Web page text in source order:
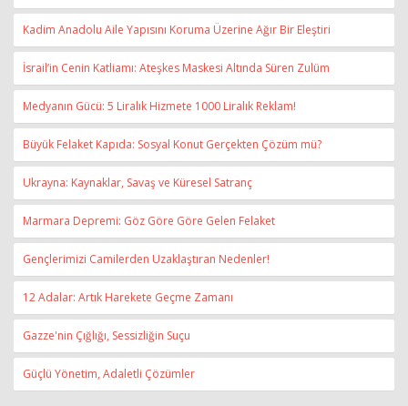
Kadim Anadolu Aile Yapısını Koruma Üzerine Ağır Bir Eleştiri
İsrail’in Cenin Katliamı: Ateşkes Maskesi Altında Süren Zulüm
Medyanın Gücü: 5 Liralık Hizmete 1000 Liralık Reklam!
Büyük Felaket Kapıda: Sosyal Konut Gerçekten Çözüm mü?
Ukrayna: Kaynaklar, Savaş ve Küresel Satranç
Marmara Depremi: Göz Göre Göre Gelen Felaket
Gençlerimizi Camilerden Uzaklaştıran Nedenler!
12 Adalar: Artık Harekete Geçme Zamanı
Gazze'nin Çığlığı, Sessizliğin Suçu
Güçlü Yönetim, Adaletli Çözümler